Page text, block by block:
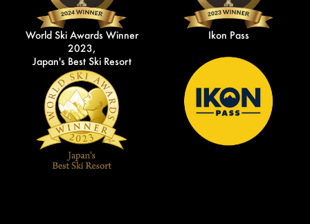
World Ski Awards Winner
2023,
Japan's Best Ski Resort
Ikon Pass